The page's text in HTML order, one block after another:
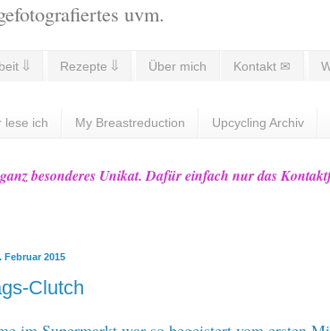
uvm.
⇓ Rezepte ⇓ Über mich Kontakt ✉
lese ich My Breastreduction Upcycling Archiv
besonderes Unikat. Dafür einfach nur das
Februar 2015
Clutch